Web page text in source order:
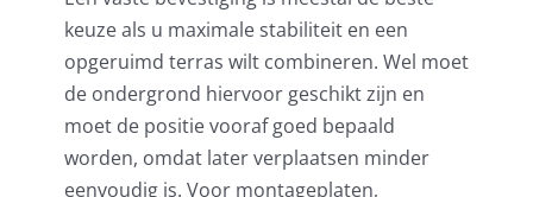
keuze als u maximale stabiliteit en een
opgeruimd terras wilt combineren. Wel moet
de ondergrond hiervoor geschikt zijn en
moet de positie vooraf goed bepaald
worden, omdat later verplaatsen minder
eenvoudig is. Voor montageplaten,